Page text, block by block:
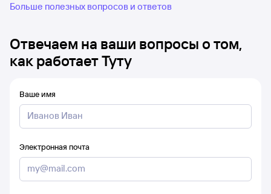
Больше полезных вопросов и ответов
Отвечаем на ваши вопросы о том,
как работает Туту
Ваше имя
Электронная почта